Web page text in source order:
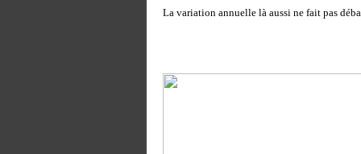
La variation annuelle là aussi ne fait pas